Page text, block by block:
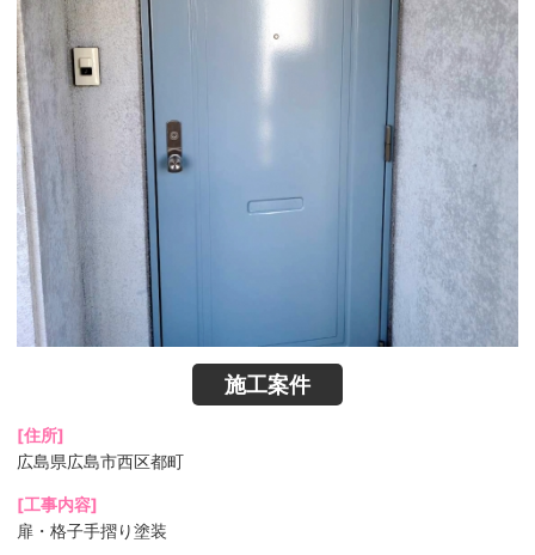
施工案件
[住所]
広島県広島市西区都町
[工事内容]
扉・格子手摺り塗装